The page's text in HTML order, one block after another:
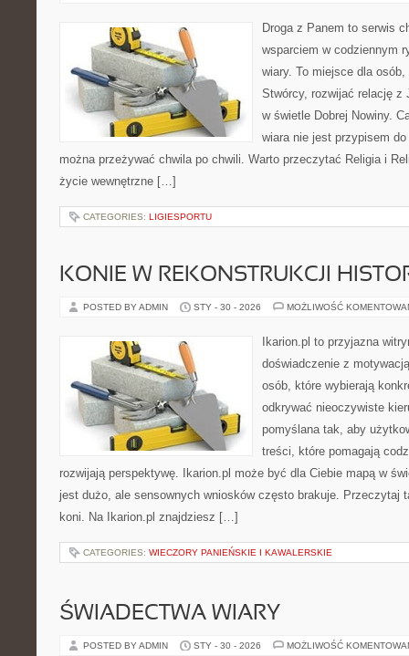
Droga z Panem to serwis
wsparciem w codziennym
wiary. To miejsce dla
Stwórcy, rozwijać relację
w świetle Dobrej Nowiny.
wiara nie jest przypisem
można przeżywać chwila po chwili. Warto przeczytać Religia i
życie wewnętrzne […]
CATEGORIES: LIGIESPORTU
KONIE W REKONSTRUKCJI
POSTED BY ADMIN STY - 30 - 2026 MOŻLIWOŚĆ
Ikarion.pl to przyjazna
doświadczenie z
osób, które wybierają
odkrywać nieoczywiste
pomyślana tak, aby
treści, które pomagają
rozwijają perspektywę. Ikarion.pl może być dla Ciebie mapą w
jest dużo, ale sensownych wniosków często brakuje. Przeczytaj
koni. Na Ikarion.pl znajdziesz […]
CATEGORIES: WIECZORY PANIEŃSKIE I KAWALERSKIE
ŚWIADECTWA WIARY
POSTED BY ADMIN STY - 30 - 2026 MOŻLIWOŚĆ